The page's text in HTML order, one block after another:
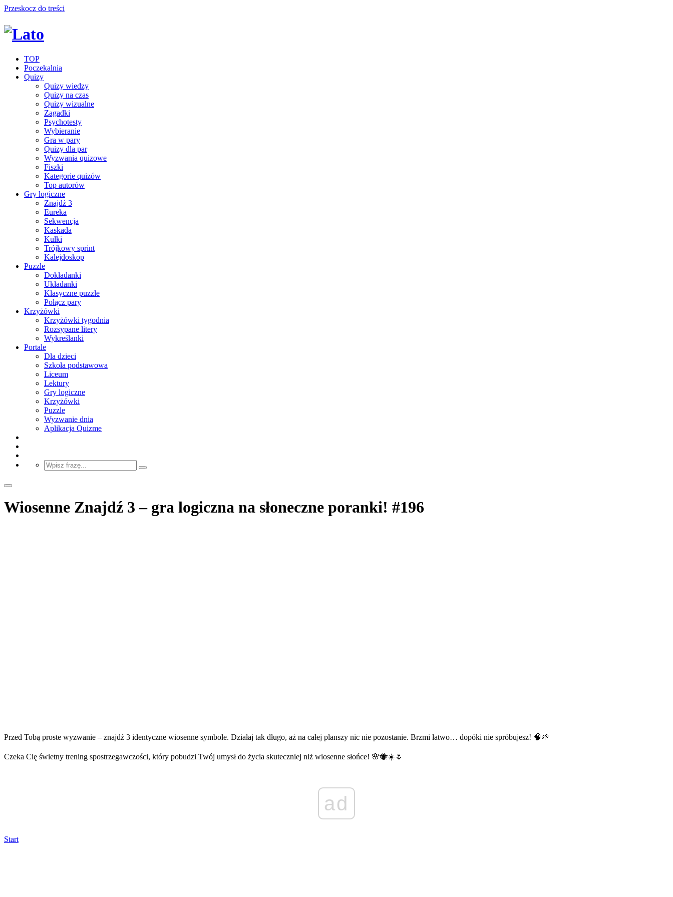
Przeskocz do treści
TOP
Poczekalnia
Quizy
Quizy wiedzy
Quizy na czas
Quizy wizualne
Zagadki
Psychotesty
Wybieranie
Gra w pary
Quizy dla par
Wyzwania quizowe
Fiszki
Kategorie quizów
Top autorów
Gry logiczne
Znajdź 3
Eureka
Sekwencja
Kaskada
Kulki
Trójkowy sprint
Kalejdoskop
Puzzle
Dokładanki
Układanki
Klasyczne puzzle
Połącz pary
Krzyżówki
Krzyżówki tygodnia
Rozsypane litery
Wykreślanki
Portale
Dla dzieci
Szkoła podstawowa
Liceum
Lektury
Gry logiczne
Krzyżówki
Puzzle
Wyzwanie dnia
Aplikacja Quizme
Wiosenne Znajdź 3 – gra logiczna na słoneczne poranki! #196
Przed Tobą proste wyzwanie – znajdź 3 identyczne wiosenne symbole. Działaj tak długo, aż na całej planszy nic nie pozostanie. Brzmi łatwo… dopóki nie spróbujesz! 🧠🌱
Czeka Cię świetny trening spostrzegawczości, który pobudzi Twój umysł do życia skuteczniej niż wiosenne słońce! 🌸🐝☀️🌷
ad
Start